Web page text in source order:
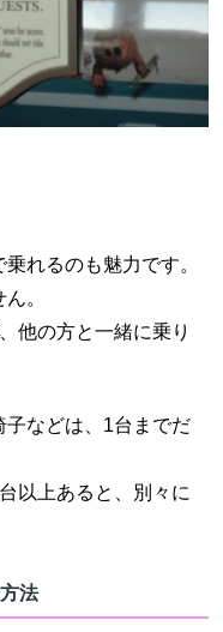
れるのも魅力です。
。
他の方と一緒に乗り
子などは、1台までだ
以上あると、別々に
法